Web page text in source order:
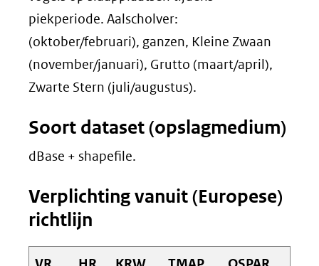
piekperiode. Aalscholver:
(oktober/februari), ganzen, Kleine Zwaan
(november/januari), Grutto (maart/april),
Zwarte Stern (juli/augustus).
Soort dataset (opslagmedium)
dBase + shapefile.
Verplichting vanuit (Europese)
richtlijn